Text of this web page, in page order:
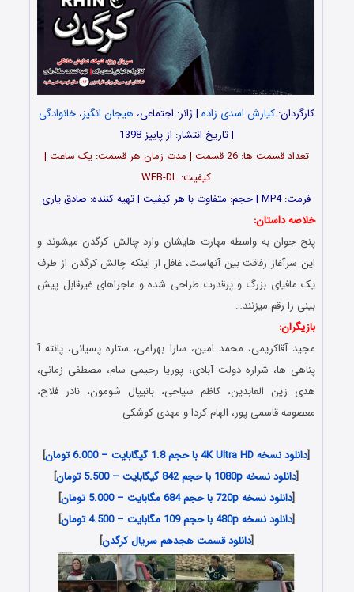
کارگردان:کیارش اسدی زاده | ژانر: اجتماعی، هیجان انگیز،خانوادگی
| تاریخ انتشار: از پاییز 1398
تعداد قسمت ها: 26 قسمت | مدت زمان هر قسمت: یک ساعت |
کیفیت: WEB-DL
فرمت: MP4 | حجم: متفاوت با هر کیفیت |
تهیه کننده: صادق یارى
خلاصه داستان:
پنج جوان به واسطه مهارت هایشان وارد چالش کرگدن میشوند و
این سرآغاز رفاقت بین آنهاست، غافل از اینکه چالش کرگدن از طرف
یک مافیای بزرگ و پرقدرت طراحی شده و ماجراهای غیرقابل پیش
بینی را رقم میزنند…
بازیگران:
مجید آقاکریمی، محمد امین، سارا بهرامی، ستاره پسیانی، پانته آ
پناهی ها، شراره دولت آبادی، پوریا رحیمی سام، مصطفی زمانی،
هدی زین العابدین، کاظم سیاحی، بانیپال شومون، نادر فلاح،
معصومه قاسمی پور، الهام کردا و مهدی کوشکی
[دانلود نسخه 4K Ultra HD با حجم 1.8 گیگابایت – 6.000 تومان
]
[دانلود نسخه 1080p با حجم 842 گیگابایت – 5.500 تومان
]
[دانلود نسخه 720p با حجم 684 مگابایت – 5.000 تومان
]
[دانلود نسخه 480p با حجم 109 مگابایت – 4.500 تومان
]
[دانلود قسمت هجدهم سریال کرگدن]